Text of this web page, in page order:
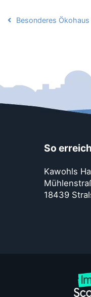
Besonderes
So
Kawohls
18439